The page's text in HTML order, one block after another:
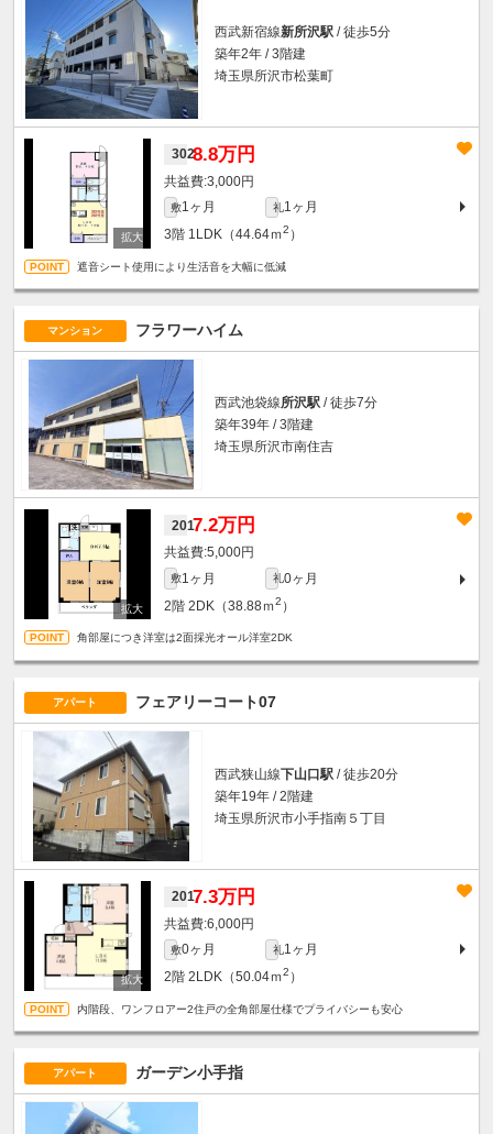
西武新宿線新所沢駅 / 徒歩5分
築年2年 / 3階建
埼玉県所沢市松葉町
3028.8万円
3,000円
敷1ヶ月 礼1ヶ月
3階 1LDK（44.64ｍ2 ）
遮音シート使用により生活音を大幅に低減
マンション フラワーハイム
西武池袋線所沢駅 / 徒歩7分
築年39年 / 3階建
埼玉県所沢市南住吉
2017.2万円
5,000円
敷1ヶ月 礼0ヶ月
2階 2DK（38.88ｍ2 ）
角部屋につき洋室は2面採光オール洋室2DK
アパート フェアリーコート07
西武狭山線下山口駅 / 徒歩20分
築年19年 / 2階建
埼玉県所沢市小手指南５丁目
2017.3万円
6,000円
敷0ヶ月 礼1ヶ月
2階 2LDK（50.04ｍ2 ）
内階段、ワンフロアー2住戸の全角部屋仕様でプライバシーも安心
アパート ガーデン小手指